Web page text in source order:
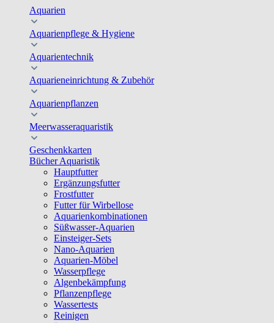
Aquarien
Aquarienpflege & Hygiene
Aquarientechnik
Aquarieneinrichtung & Zubehör
Aquarienpflanzen
Meerwasseraquaristik
Geschenkkarten
Bücher Aquaristik
Hauptfutter
Ergänzungsfutter
Frostfutter
Futter für Wirbellose
Aquarienkombinationen
Süßwasser-Aquarien
Einsteiger-Sets
Nano-Aquarien
Aquarien-Möbel
Wasserpflege
Algenbekämpfung
Pflanzenpflege
Wassertests
Reinigen